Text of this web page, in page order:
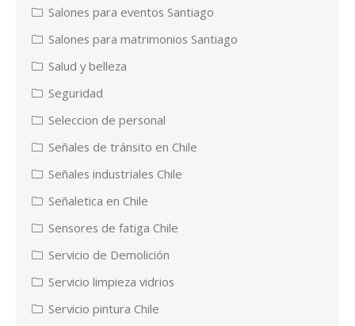
Salones para eventos Santiago
Salones para matrimonios Santiago
Salud y belleza
Seguridad
Seleccion de personal
Señales de tránsito en Chile
Señales industriales Chile
Señaletica en Chile
Sensores de fatiga Chile
Servicio de Demolición
Servicio limpieza vidrios
Servicio pintura Chile